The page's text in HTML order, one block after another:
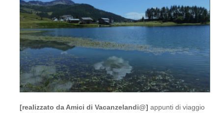
[realizzato da Amici di Vacanzelandi@] appunti di viaggio